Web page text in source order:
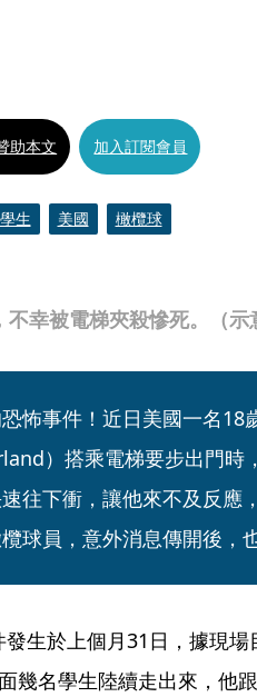
幸被電梯夾殺慘死。（示
助本文 加入訂閱會員
生 美國 橄欖球
怖事件！近日美國一名18
）搭乘電梯要步出門時
往下衝，讓他來不及反應
球員，意外消息傳開後，
生於上個月31日，據現
幾名學生陸續走出來，他